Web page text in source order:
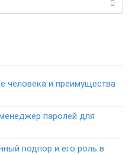
человека и преимущества
паролей для
подпор и его роль в